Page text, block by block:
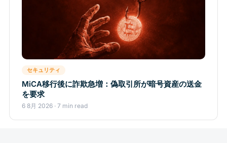
セキュリティ
MiCA移行後に詐欺急増：偽取引所が暗号資産の送金
を要求
6 8月 2026 · 7 min read